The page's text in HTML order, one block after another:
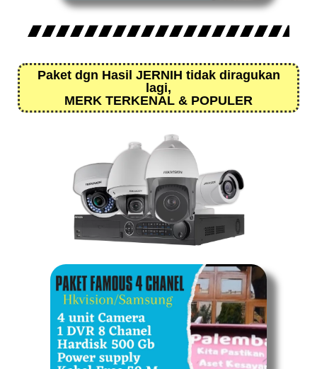
Paket dgn Hasil JERNIH tidak diragukan
lagi,
MERK TERKENAL & POPULER